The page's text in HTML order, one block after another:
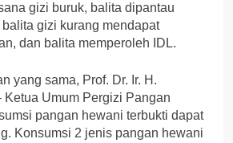
gizi buruk, balita dipantau
gizi kurang mendapat
dan balita memperoleh IDL.
yang sama, Prof. Dr. Ir. H.
Ketua Umum Pergizi Pangan
pangan hewani terbukti dapat
Konsumsi 2 jenis pangan hewani